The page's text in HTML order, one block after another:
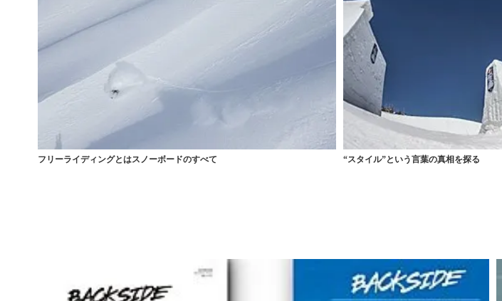
フリーライディングとはスノーボードのすべて “スタイル”という言葉の真相を探る